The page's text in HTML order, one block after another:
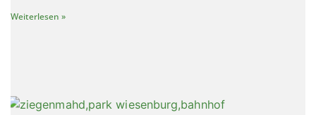
Weiterlesen »